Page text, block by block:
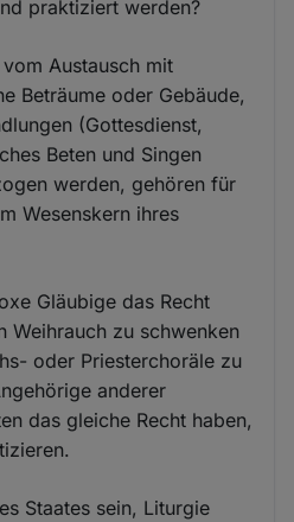
praktiziert werden?
Austausch mit
Beträume oder Gebäude,
(Gottesdienst,
Beten und Singen
werden, gehören für
Wesenskern ihres
Gläubige das Recht
Weihrauch zu schwenken
oder Priesterchoräle zu
anderer
das gleiche Recht haben,
Staates sein, Liturgie